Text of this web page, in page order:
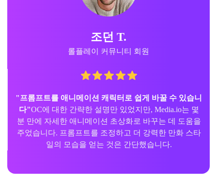
조던 T.
롤플레이 커뮤니티 회원
"프롬프트를 애니메이션 캐릭터로 쉽게 바꿀 수 있습니
다"OC에 대한 간략한 설명만 있었지만, Media.io는 몇
분 만에 자세한 애니메이션 초상화로 바꾸는 데 도움을
주었습니다. 프롬프트를 조정하고 더 강력한 만화 스타
일의 모습을 얻는 것은 간단했습니다.